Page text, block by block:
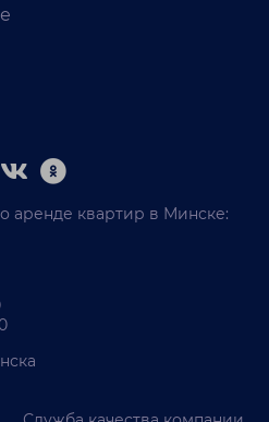
аренде квартир в Минске: